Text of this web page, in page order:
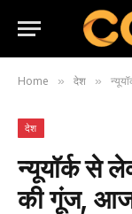
Home » देश »
देश
न्यूयॉर्क से
की गूंज, आज